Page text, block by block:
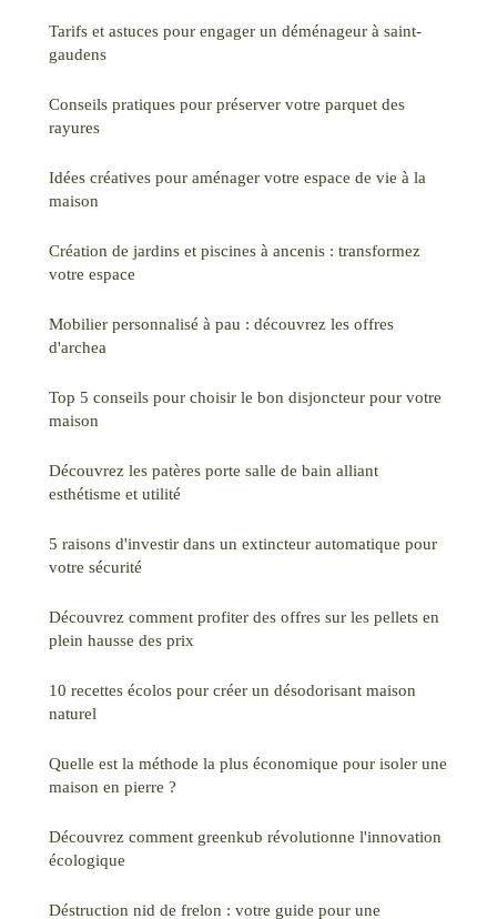
Tarifs et astuces pour engager un déménageur à saint-
gaudens
Conseils pratiques pour préserver votre parquet des
rayures
Idées créatives pour aménager votre espace de vie à la
maison
Création de jardins et piscines à ancenis : transformez
votre espace
Mobilier personnalisé à pau : découvrez les offres
d'archea
Top 5 conseils pour choisir le bon disjoncteur pour votre
maison
Découvrez les patères porte salle de bain alliant
esthétisme et utilité
5 raisons d'investir dans un extincteur automatique pour
votre sécurité
Découvrez comment profiter des offres sur les pellets en
plein hausse des prix
10 recettes écolos pour créer un désodorisant maison
naturel
Quelle est la méthode la plus économique pour isoler une
maison en pierre ?
Découvrez comment greenkub révolutionne l'innovation
écologique
Déstruction nid de frelon : votre guide pour une